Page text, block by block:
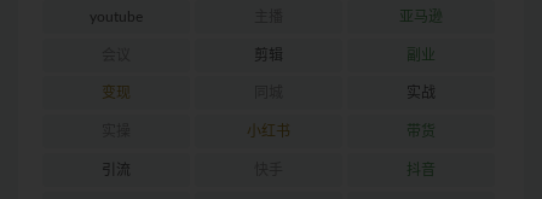
youtube 亚马逊
剪辑 副业
变现 实战
小红书 带货
引流 抖音